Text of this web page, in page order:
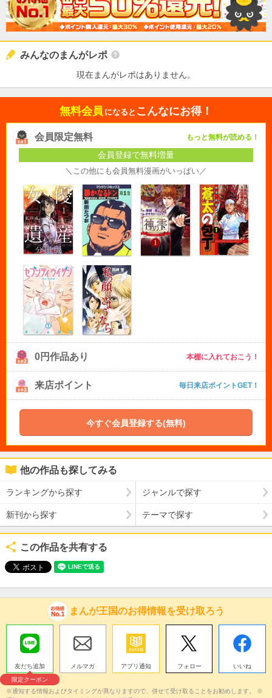
みんなのまんがレポ
現在まんがレポはありません。
無料会員 になると こんなにお得！
会員限定無料 もっと無料が読める！
会員登録で無料増量
＼この他にも会員無料漫画がいっぱい／
0円作品あり 本棚に入れておこう！
来店ポイント 毎日来店ポイントGET！
今すぐ会員登録する(無料)
他の作品も探してみる
ランキングから探す ジャンルで探す
新刊から探す テーマで探す
この作品を共有する
まんが王国のお得情報を受け取ろう
友だち追加
限定クーポン
メルマガ アプリ通知 フォロー いいね
※通知する情報およびタイミングが異なりますので、併せて受け取ることをお勧めします。 ※